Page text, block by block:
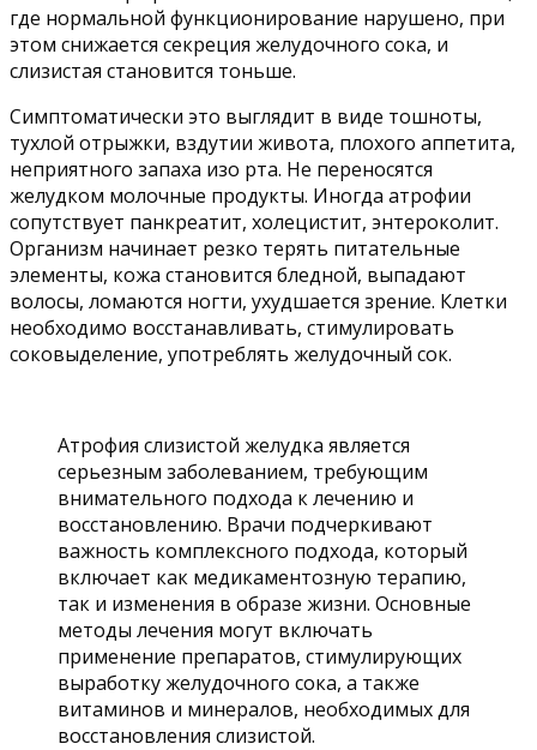
где нормальной функционирование нарушено, при
этом снижается секреция желудочного сока, и
слизистая становится тоньше.
Симптоматически это выглядит в виде тошноты,
тухлой отрыжки, вздутии живота, плохого аппетита,
неприятного запаха изо рта. Не переносятся
желудком молочные продукты. Иногда атрофии
сопутствует панкреатит, холецистит, энтероколит.
Организм начинает резко терять питательные
элементы, кожа становится бледной, выпадают
волосы, ломаются ногти, ухудшается зрение. Клетки
необходимо восстанавливать, стимулировать
соковыделение, употреблять желудочный сок.
Атрофия слизистой желудка является
серьезным заболеванием, требующим
внимательного подхода к лечению и
восстановлению. Врачи подчеркивают
важность комплексного подхода, который
включает как медикаментозную терапию,
так и изменения в образе жизни. Основные
методы лечения могут включать
применение препаратов, стимулирующих
выработку желудочного сока, а также
витаминов и минералов, необходимых для
восстановления слизистой.